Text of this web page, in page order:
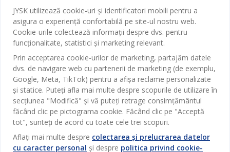
Baie
Birou
Sufragerie
Bucătărie
Depozitare
Perdele
Grădină
Pentru casă
Contact Relații Clienți
Magazine și program
Broșură
Termeni si conditii vânzări online
Garantia prețului
Garanția Produselor
Politica de confidentialitate
JYSK
Despre JYSK
JYSK.com
Presă
Locuri de muncă
Newsletter
Inspirație
SEDIU CENTRAL
TAROL-DD S.R.L. str. Jubiliara, 41A mun. Chișinău, Republica
Moldova
JYSK BUSINESS TO BUSINESS
Vânzări și relații clienți persoane juridice
Telefon: 060 531 531
JYSK RELAȚII CLIENȚI
Contact Relații Clienți
Telefon: 022 022 030
E-mail: support@jysk.md
Urmărește Jysk
JYSK utilizează cookie-uri și identificatori mobili pentru a
asigura o experiență confortabilă pe site-ul nostru web.
Cookie-urile colectează informații despre dvs. pentru
funcționalitate, statistici și marketing relevant.
Prin acceptarea cookie-urilor de marketing, partajăm datele
dvs. de navigare web cu partenerii de marketing (de exemplu,
Google, Meta, TikTok) pentru a afișa reclame personalizate
și statice. Puteți afla mai multe despre scopurile de utilizare în
secțiunea "Modifică" și vă puteți retrage consimțământul
făcând clic pe pictograma cookie. Făcând clic pe "Acceptă
tot", sunteți de acord cu toate cele trei scopuri.
Aflați mai multe despre colectarea și prelucrarea datelor
cu caracter personal și despre politica privind cookie-